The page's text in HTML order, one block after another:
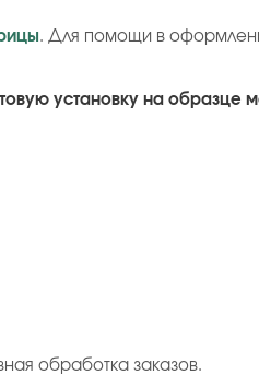
. Для помощи в
установку на образце
обработка заказов.